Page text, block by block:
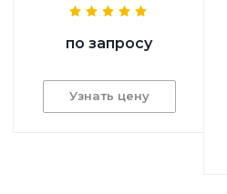
по запросу
Узнать цену